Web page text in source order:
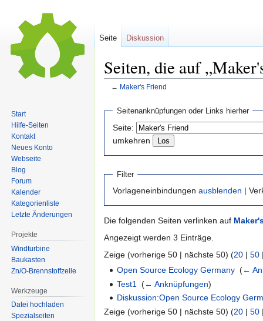
Seiten, die auf
← Maker's Friend
Navigation
springen
springen
Seitenanknüpfungen oder Links hierher
Seite:
umkehren
Filter
Vorlageneinbindungen ausblenden |
Die folgenden Seiten verlinken auf
Angezeigt werden 3 Einträge.
Zeige (vorherige 50 | nächste 50) (20 | 50
Open Source Ecology Germany ‎(←
Test1
‎(← Anknüpfungen)
Diskussion:Open Source Ecology
Zeige (vorherige 50 | nächste 50) (20 | 50
Seite Diskussion
Start
Hilfe-Seiten
Kontakt
Neues Konto
Webseite
Blog
Forum
Kalender
Kategorienliste
Letzte Änderungen
Projekte
Windturbine
Baukasten
Zn/O-Brennstoffzelle
Werkzeuge
Datei hochladen
Spezialseiten